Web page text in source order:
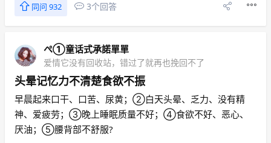
同问 932 3个回答
ぺ①童话式承諾單單
爱情它没有回收站，错过了就再也挽回不了
头晕记忆力不清楚食欲不振
早晨起来口干、口苦、尿黄；②白天头晕、乏力、没有精
神、爱疲劳；③晚上睡眠质量不好；④食欲不好、恶心、
厌油；⑤腰背部不舒服?